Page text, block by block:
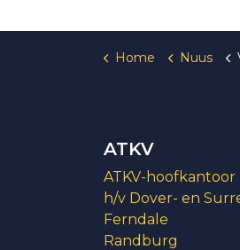
Home Nuus
ATKV
ATKV-hoofkantoor
h/v Dover- en
Ferndale
Randburg